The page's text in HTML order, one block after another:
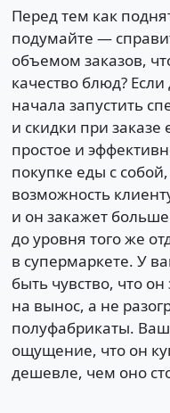
Перед тем как
подумайте —
объемом заказов,
качество блюд?
начала запустить
и скидки при
простое и
покупке еды с
возможность
и он закажет
до уровня того же
в супермаркете. У
быть чувство, что
на вынос, а не
полуфабрикаты.
ощущение, что он
дешевле, чем оно